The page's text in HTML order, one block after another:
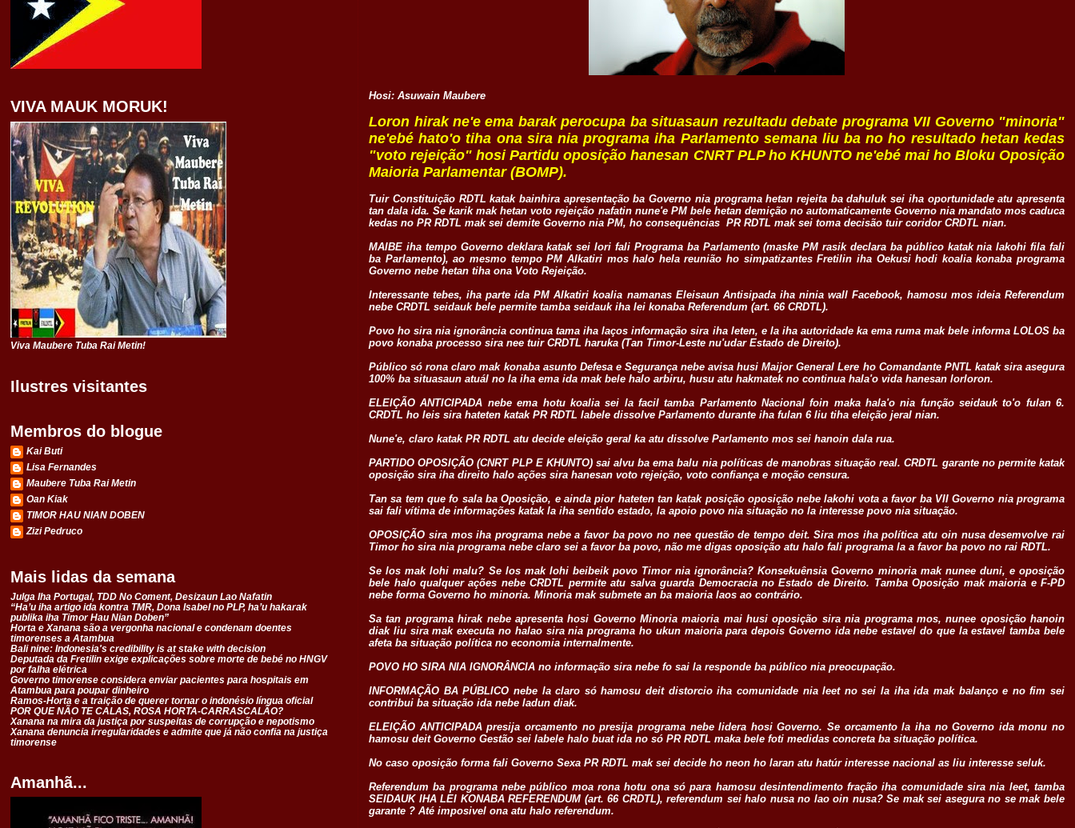
Hosi: Asuwain Maubere
Loron hirak ne'e ema barak perocupa ba situasaun rezultadu debate programa VII Governo "minoria"
ne'ebé hato'o tiha ona sira nia programa iha Parlamento semana liu ba no ho resultado hetan kedas
"voto rejeição" hosi Partidu oposição hanesan CNRT PLP ho KHUNTO ne'ebé mai ho Bloku Oposição
Maioria Parlamentar (BOMP).
Tuir Constituição RDTL katak bainhira apresentação ba Governo nia programa hetan rejeita ba dahuluk sei iha oportunidade atu apresenta
tan dala ida. Se karik mak hetan voto rejeição nafatin nune'e PM bele hetan demição no automaticamente Governo nia mandato mos caduca
kedas no PR RDTL mak sei demite Governo nia PM, ho consequências PR RDTL mak sei toma decisão tuir coridor CRDTL nian.
MAIBE iha tempo Governo deklara katak sei lori fali Programa ba Parlamento (maske PM rasik declara ba público katak nia lakohi fila fali
ba Parlamento), ao mesmo tempo PM Alkatiri mos halo hela reunião ho simpatizantes Fretilin iha Oekusi hodi koalia konaba programa
Governo nebe hetan tiha ona Voto Rejeição.
Interessante tebes, iha parte ida PM Alkatiri koalia namanas Eleisaun Antisipada iha ninia wall Facebook, hamosu mos ideia Referendum
nebe CRDTL seidauk bele permite tamba seidauk iha lei konaba Referendum (art. 66 CRDTL).
Povo ho sira nia ignorância continua tama iha laços informação sira iha leten, e la iha autoridade ka ema ruma mak bele informa LOLOS ba
povo konaba processo sira nee tuir CRDTL haruka (Tan Timor-Leste nu'udar Estado de Direito).
Público só rona claro mak konaba asunto Defesa e Segurança nebe avisa husi Maijor General Lere ho Comandante PNTL katak sira asegura
100% ba situasaun atuál no la iha ema ida mak bele halo arbiru, husu atu hakmatek no continua hala'o vida hanesan lorloron.
ELEIÇÃO ANTICIPADA nebe ema hotu koalia sei la facil tamba Parlamento Nacional foin maka hala'o nia função seidauk to'o fulan 6.
CRDTL ho leis sira hateten katak PR RDTL labele dissolve Parlamento durante iha fulan 6 liu tiha eleição jeral nian.
Nune'e, claro katak PR RDTL atu decide eleição geral ka atu dissolve Parlamento mos sei hanoin dala rua.
PARTIDO OPOSIÇÃO (CNRT PLP E KHUNTO) sai alvu ba ema balu nia políticas de manobras situação real. CRDTL garante no permite katak
oposição sira iha direito halo ações sira hanesan voto rejeição, voto confiança e moção censura.
Tan sa tem que fo sala ba Oposição, e ainda pior hateten tan katak posição oposição nebe lakohi vota a favor ba VII Governo nia programa
sai fali vítima de informações katak la iha sentido estado, la apoio povo nia situação no la interesse povo nia situação.
OPOSIÇÃO sira mos iha programa nebe a favor ba povo no nee questão de tempo deit. Sira mos iha política atu oin nusa desemvolve rai
Timor ho sira nia programa nebe claro sei a favor ba povo, não me digas oposição atu halo fali programa la a favor ba povo no rai RDTL.
Se los mak lohi malu? Se los mak lohi beibeik povo Timor nia ignorância? Konsekuênsia Governo minoria mak nunee duni, e oposição
bele halo qualquer ações nebe CRDTL permite atu salva guarda Democracia no Estado de Direito. Tamba Oposição mak maioria e F-PD
nebe forma Governo ho minoria. Minoria mak submete an ba maioria laos ao contrário.
Sa tan programa hirak nebe apresenta hosi Governo Minoria maioria mai husi oposição sira nia programa mos, nunee oposição hanoin
diak liu sira mak executa no halao sira nia programa ho ukun maioria para depois Governo ida nebe estavel do que la estavel tamba bele
afeta ba situação política no economia internalmente.
POVO HO SIRA NIA IGNORÂNCIA no informação sira nebe fo sai la responde ba público nia preocupação.
INFORMAÇÃO BA PÚBLICO nebe la claro só hamosu deit distorcio iha comunidade nia leet no sei la iha ida mak balanço e no fim sei
contribui ba situação ida nebe ladun diak.
ELEIÇÃO ANTICIPADA presija orcamento no presija programa nebe lidera hosi Governo. Se orcamento la iha no Governo ida monu no
hamosu deit Governo Gestão sei labele halo buat ida no só PR RDTL maka bele foti medidas concreta ba situação política.
No caso oposição forma fali Governo Sexa PR RDTL mak sei decide ho neon ho laran atu hatúr interesse nacional as liu interesse seluk.
Referendum ba programa nebe público moa rona hotu ona só para hamosu desintendimento fração iha comunidade sira nia leet, tamba
SEIDAUK IHA LEI KONABA REFERENDUM (art. 66 CRDTL), referendum sei halo nusa no lao oin nusa? Se mak sei asegura no se mak bele
garante ? Até imposivel ona atu halo referendum.
VIVA MAUK MORUK!
Viva Maubere Tuba Rai Metin!
Ilustres visitantes
Membros do blogue
Kai Buti
Lisa Fernandes
Maubere Tuba Rai Metin
Oan Kiak
TIMOR HAU NIAN DOBEN
Zizi Pedruco
Mais lidas da semana
Julga Iha Portugal, TDD No Coment, Desizaun Lao Nafatin
“Ha’u iha artigo ida kontra TMR, Dona Isabel no PLP, ha’u hakarak
publika iha Timor Hau Nian Doben”
Horta e Xanana são a vergonha nacional e condenam doentes
timorenses a Atambua
Bali nine: Indonesia's credibility is at stake with decision
Deputada da Fretilin exige explicações sobre morte de bebé no HNGV
por falha elétrica
Governo timorense considera enviar pacientes para hospitais em
Atambua para poupar dinheiro
Ramos-Horta e a traição de querer tornar o indonésio língua oficial
POR QUE NÃO TE CALAS, ROSA HORTA-CARRASCALÃO?
Xanana na mira da justiça por suspeitas de corrupção e nepotismo
Xanana denuncia irregularidades e admite que já não confia na justiça
timorense
Amanhã...